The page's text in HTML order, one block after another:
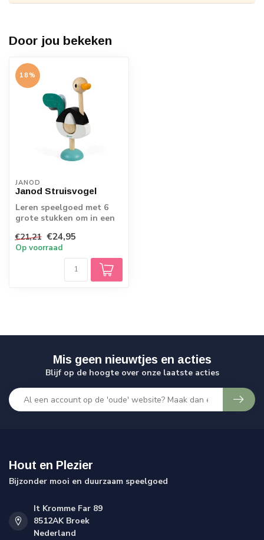
Door jou bekeken
18%
JANOD
Janod Struisvogel
Leren speelgoed met 6
grote stukken om in een
stapelen....
€21,21 €24,95
Op voorraad
Mis geen nieuwtjes en acties
Blijf op de hoogte over onze laatste acties
Hout en Plezier
Bijzonder mooi en duurzaam speelgoed
It Kromme Far 89
8512AK Broek
Nederland